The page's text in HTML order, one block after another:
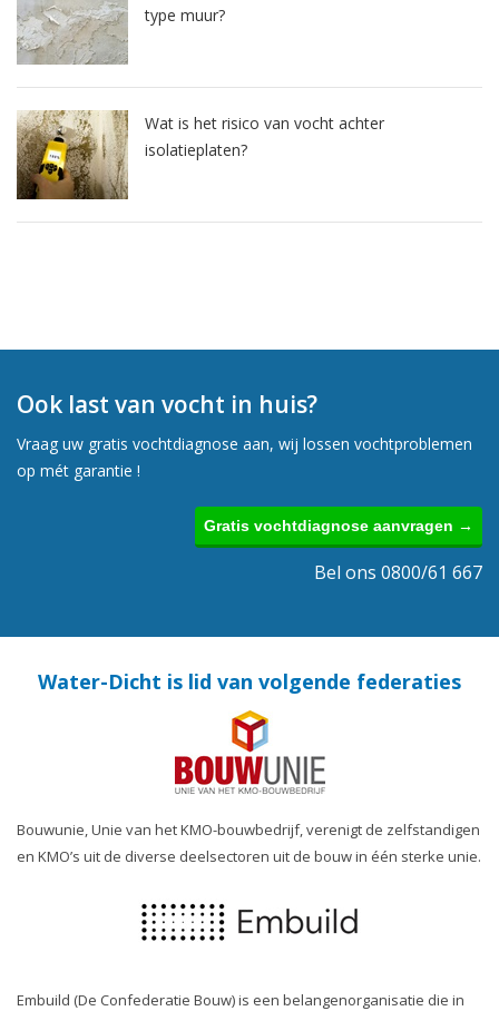
type muur?
Wat is het risico van vocht achter
isolatieplaten?
Ook last van vocht in huis?
Vraag uw gratis vochtdiagnose aan, wij lossen vochtproblemen
op mét garantie !
Gratis vochtdiagnose aanvragen →
Bel ons 0800/61 667
Water-Dicht is lid van volgende federaties
Bouwunie, Unie van het KMO-bouwbedrijf, verenigt de zelfstandigen
en KMO’s uit de diverse deelsectoren uit de bouw in één sterke unie.
Embuild (De Confederatie Bouw) is een belangenorganisatie die in